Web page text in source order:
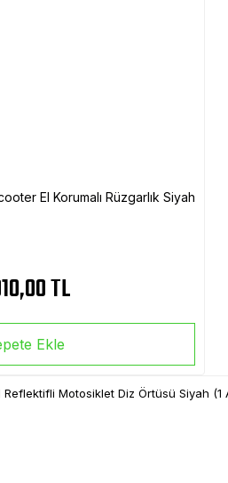
El Korumalı Rüzgarlık Siyah
TL
Ekle